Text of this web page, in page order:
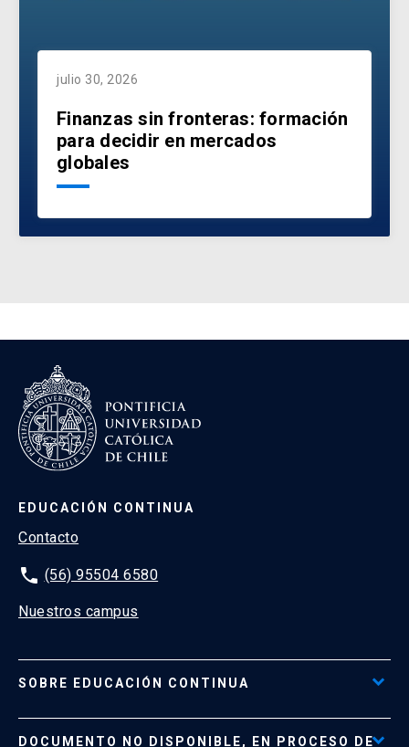
julio 30, 2026
Finanzas sin fronteras: formación
para decidir en mercados
globales
EDUCACIÓN CONTINUA
Contacto
phone (56) 95504 6580
Nuestros campus
SOBRE EDUCACIÓN CONTINUA
DOCUMENTO NO DISPONIBLE, EN PROCESO DE